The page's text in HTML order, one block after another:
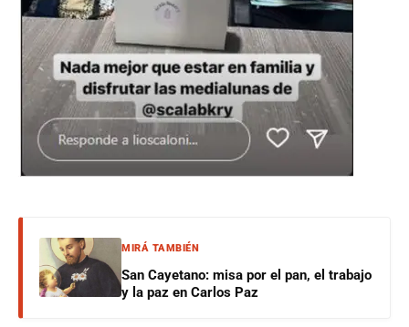
MIRÁ TAMBIÉN
San Cayetano: misa por el pan, el trabajo
y la paz en Carlos Paz